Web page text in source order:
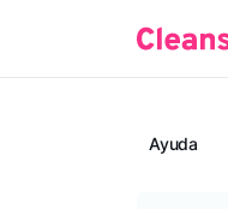
Ayuda